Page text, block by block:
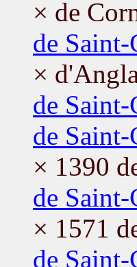
× de
de
×
de Saint-
de Saint-
× 1390
de Saint-
× 1571
de Saint-